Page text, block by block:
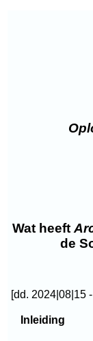
Wat heeft
de
[dd. 2024|08|15
Inleiding